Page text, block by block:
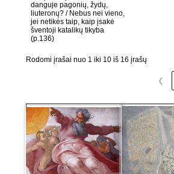
danguje pagonių, žydų,
liuteronų? / Nebus nei vieno,
jei netikės taip, kaip įsakė
šventoji katalikų tikyba
(p.136)
Rodomi įrašai nuo 1 iki 10 iš 16 įrašų
❮